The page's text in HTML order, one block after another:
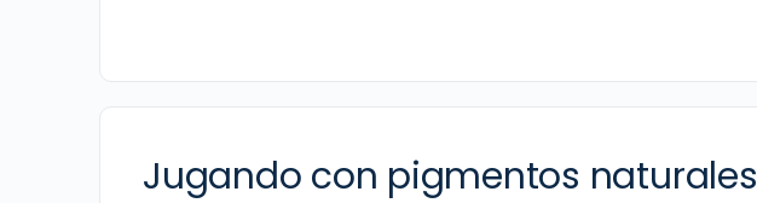
Jugando con pigmentos naturales